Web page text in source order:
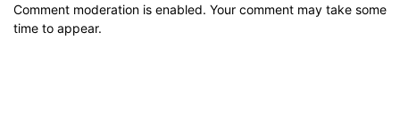
Comment moderation is enabled. Your comment may take some
time to appear.